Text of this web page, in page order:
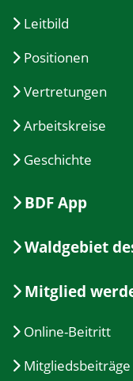
Leitbild
Positionen
Vertretungen
Arbeitskreise
Geschichte
BDF App
Waldgebiet
Mitglied
Online-Beitritt
Mitgliedsbeiträge